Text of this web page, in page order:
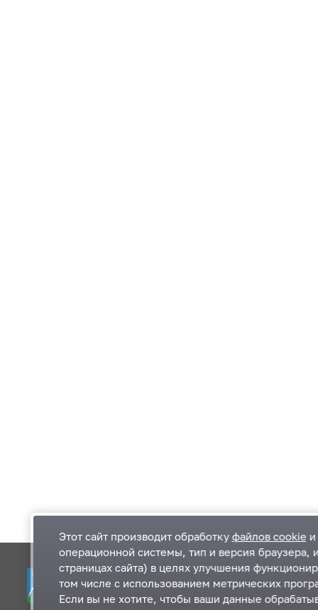
Одинцовский городской округ Московской
области
Этот сайт производит обработку файлов cookie
операционной системы, тип и версия браузера,
страницах сайта) в целях улучшения
том числе с использованием метрических
Если вы не хотите, чтобы ваши данные